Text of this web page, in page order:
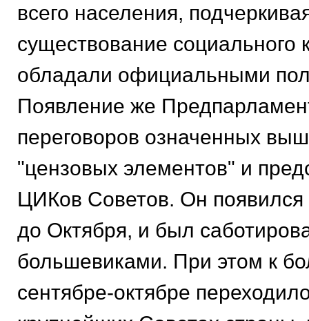
всего населения,
существование социального
обладали официальными
Появление же
переговоров означенных
"цензовых элементов" и
ЦИКов Советов. Он появился
до Октября, и был
большевиками. При этом к
сентябре-октябре